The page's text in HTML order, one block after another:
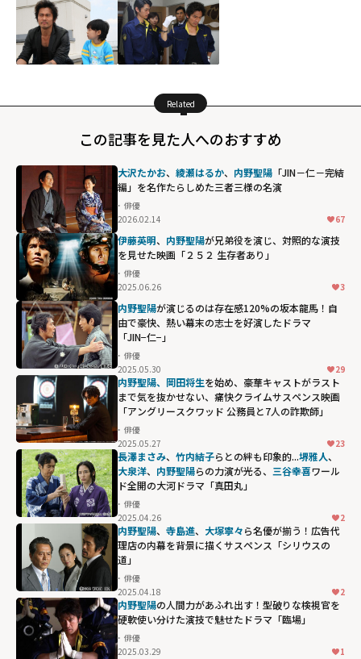
Related
この記事を見た人へのおすすめ
大沢たかお、 綾瀬はるか、 内野聖陽 ――「JIN－仁－完結
編」を名作たらしめた三者三様の名演
俳優
2026.02.14
67
伊藤英明、 内野聖陽が兄弟役を演じ、対照的な演技
を見せた映画「２５２ 生存者あり」
俳優
2025.06.26
3
内野聖陽が演じるのは存在感120%の坂本龍馬！自
由で豪快、熱い幕末の志士を好演したドラマ
「JIN−仁−」
俳優
2025.05.30
29
内野聖陽、岡田将生を始め、豪華キャストがラスト
まで気を抜かせない、痛快クライムサスペンス映画
「アングリースクワッド 公務員と7人の詐欺師」
俳優
2025.05.27
23
長澤まさみ、 竹内結子らとの絆も印象的...堺雅人、
大泉洋、 内野聖陽らの力演が光る、 三谷幸喜ワール
ド全開の大河ドラマ「真田丸」
俳優
2025.04.26
2
内野聖陽、 寺島進、 大塚寧々ら名優が揃う！広告代
理店の内幕を背景に描くサスペンス「シリウスの
道」
俳優
2025.04.18
2
内野聖陽の人間力があふれ出す！型破りな検視官を
硬軟使い分けた演技で魅せたドラマ「臨場」
俳優
2025.03.29
1